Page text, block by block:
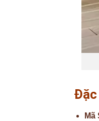
Đặc
Mã